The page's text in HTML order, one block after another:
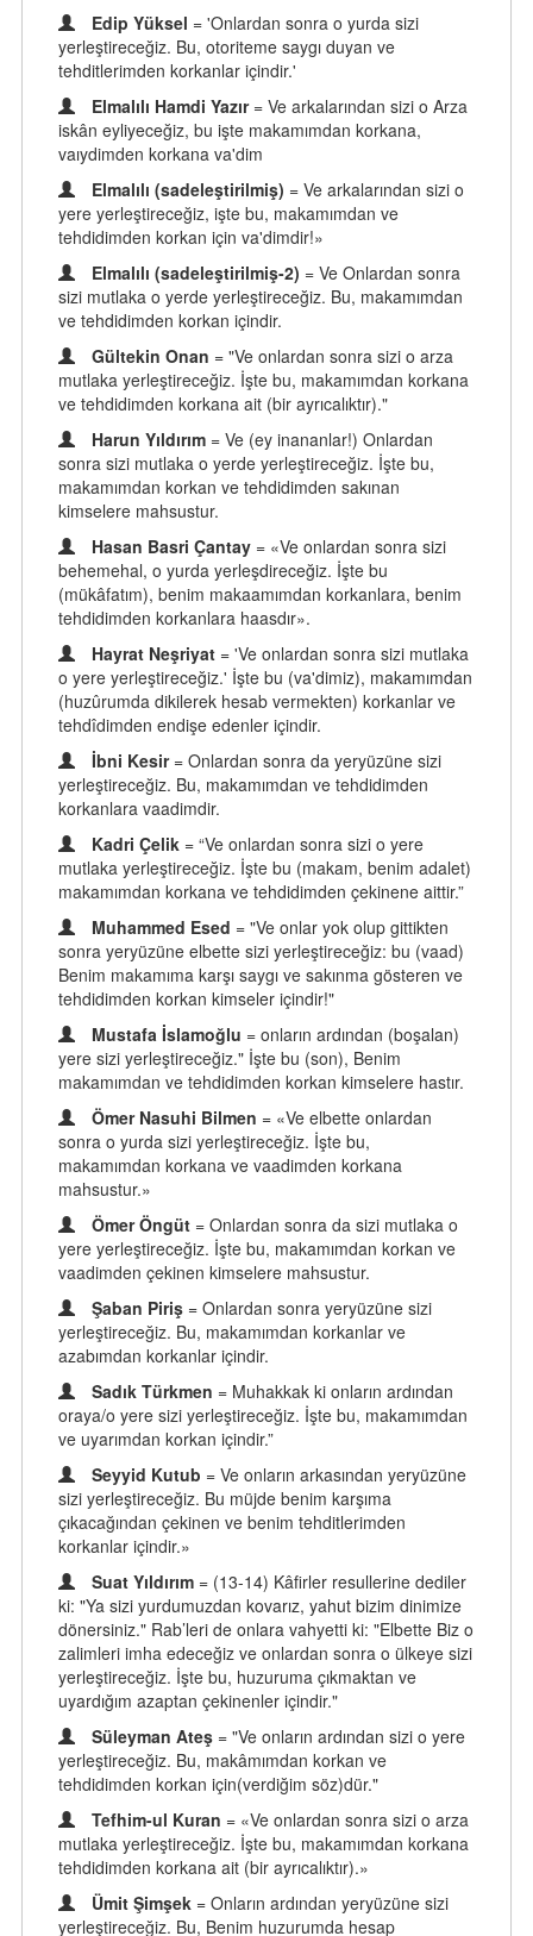
Edip Yüksel = 'Onlardan sonra o yurda sizi
yerleştireceğiz. Bu, otoriteme saygı duyan ve
tehditlerimden korkanlar içindir.'
Elmalılı Hamdi Yazır = Ve arkalarından sizi o Arza
iskân eyliyeceğiz, bu işte makamımdan korkana,
vaıydimden korkana va'dim
Elmalılı (sadeleştirilmiş) = Ve arkalarından sizi o
yere yerleştireceğiz, işte bu, makamımdan ve
tehdidimden korkan için va'dimdir!»
Elmalılı (sadeleştirilmiş-2) = Ve Onlardan sonra
sizi mutlaka o yerde yerleştireceğiz. Bu, makamımdan
ve tehdidimden korkan içindir.
Gültekin Onan = "Ve onlardan sonra sizi o arza
mutlaka yerleştireceğiz. İşte bu, makamımdan korkana
ve tehdidimden korkana ait (bir ayrıcalıktır)."
Harun Yıldırım = Ve (ey inananlar!) Onlardan
sonra sizi mutlaka o yerde yerleştireceğiz. İşte bu,
makamımdan korkan ve tehdidimden sakınan
kimselere mahsustur.
Hasan Basri Çantay = «Ve onlardan sonra sizi
behemehal, o yurda yerleşdireceğiz. İşte bu
(mükâfatım), benim makaamımdan korkanlara, benim
tehdidimden korkanlara haasdır».
Hayrat Neşriyat = 'Ve onlardan sonra sizi mutlaka
o yere yerleştireceğiz.' İşte bu (va'dimiz), makamımdan
(huzûrumda dikilerek hesab vermekten) korkanlar ve
tehdîdimden endişe edenler içindir.
İbni Kesir = Onlardan sonra da yeryüzüne sizi
yerleştireceğiz. Bu, makamımdan ve tehdidimden
korkanlara vaadimdir.
Kadri Çelik = “Ve onlardan sonra sizi o yere
mutlaka yerleştireceğiz. İşte bu (makam, benim adalet)
makamımdan korkana ve tehdidimden çekinene aittir.”
Muhammed Esed = "Ve onlar yok olup gittikten
sonra yeryüzüne elbette sizi yerleştireceğiz: bu (vaad)
Benim makamıma karşı saygı ve sakınma gösteren ve
tehdidimden korkan kimseler içindir!"
Mustafa İslamoğlu = onların ardından (boşalan)
yere sizi yerleştireceğiz." İşte bu (son), Benim
makamımdan ve tehdidimden korkan kimselere hastır.
Ömer Nasuhi Bilmen = «Ve elbette onlardan
sonra o yurda sizi yerleştireceğiz. İşte bu,
makamımdan korkana ve vaadimden korkana
mahsustur.»
Ömer Öngüt = Onlardan sonra da sizi mutlaka o
yere yerleştireceğiz. İşte bu, makamımdan korkan ve
vaadimden çekinen kimselere mahsustur.
Şaban Piriş = Onlardan sonra yeryüzüne sizi
yerleştireceğiz. Bu, makamımdan korkanlar ve
azabımdan korkanlar içindir.
Sadık Türkmen = Muhakkak ki onların ardından
oraya/o yere sizi yerleştireceğiz. İşte bu, makamımdan
ve uyarımdan korkan içindir.”
Seyyid Kutub = Ve onların arkasından yeryüzüne
sizi yerleştireceğiz. Bu müjde benim karşıma
çıkacağından çekinen ve benim tehditlerimden
korkanlar içindir.»
Suat Yıldırım = (13-14) Kâfirler resullerine dediler
ki: "Ya sizi yurdumuzdan kovarız, yahut bizim dinimize
dönersiniz." Rab’leri de onlara vahyetti ki: "Elbette Biz o
zalimleri imha edeceğiz ve onlardan sonra o ülkeye sizi
yerleştireceğiz. İşte bu, huzuruma çıkmaktan ve
uyardığım azaptan çekinenler içindir."
Süleyman Ateş = "Ve onların ardından sizi o yere
yerleştireceğiz. Bu, makâmımdan korkan ve
tehdidimden korkan için(verdiğim söz)dür."
Tefhim-ul Kuran = «Ve onlardan sonra sizi o arza
mutlaka yerleştireceğiz. İşte bu, makamımdan korkana
tehdidimden korkana ait (bir ayrıcalıktır).»
Ümit Şimşek = Onların ardından yeryüzüne sizi
yerleştireceğiz. Bu, Benim huzurumda hesap